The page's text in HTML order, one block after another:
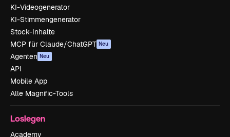
KI-Videogenerator
KI-Stimmengenerator
Stock-Inhalte
MCP für Claude/ChatGPT Neu
Agenten Neu
API
Mobile App
Alle Magnific-Tools
Loslegen
Academy